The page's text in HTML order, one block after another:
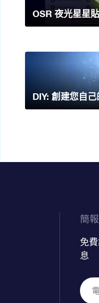
OSR 夜光星星
DIY: 創建您自
簡報
免
息